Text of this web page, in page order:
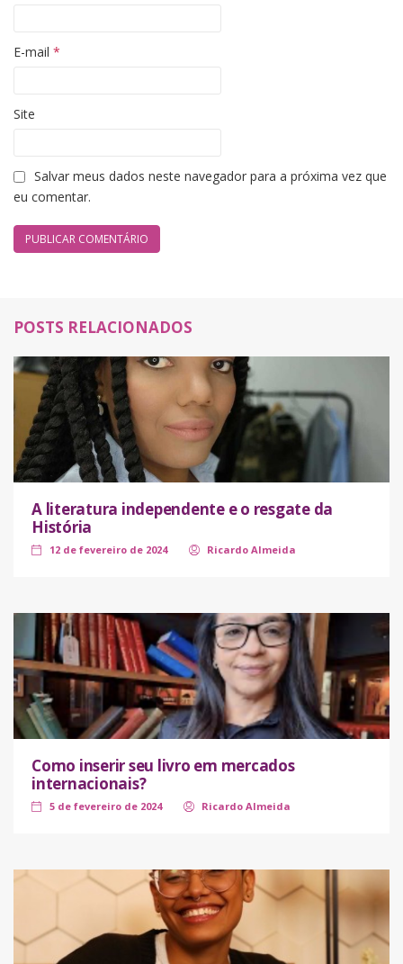
E-mail *
Site
Salvar meus dados neste navegador para a próxima vez que
eu comentar.
POSTS RELACIONADOS
A literatura independente e o resgate da
História
12 de fevereiro de 2024 Ricardo Almeida
Como inserir seu livro em mercados
internacionais?
5 de fevereiro de 2024 Ricardo Almeida